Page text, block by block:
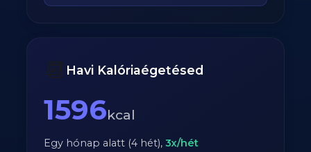
📆 Havi Kalóriaégetésed
1596kcal
Egy hónap alatt (4 hét),3x/hét